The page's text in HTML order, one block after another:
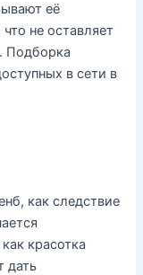
её
не оставляет
Подборка
в сети в
как следствие
красотка
дать